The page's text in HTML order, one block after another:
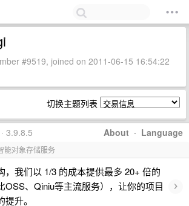
#9519, joined on 2011-06-15 16:54:22
切换主题列表
About · Language
3.9.8.5
能对象存储服务
，我们以 1/3 的成本提供最多 20+ 倍的
OSS、Qiniu等主流服务），让你的项目
升。
›